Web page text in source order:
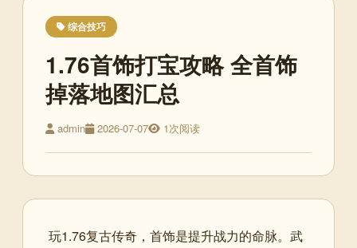
综合技巧
1.76首饰打宝攻略 全首饰
掉落地图汇总
admin 2026-07-07 1次阅读
玩1.76复古传奇，首饰是提升战力的命脉。武